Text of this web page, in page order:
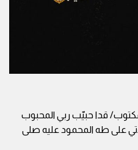
قدا حبيّب ربي المحبوب
على طه المحمود عليه صلى